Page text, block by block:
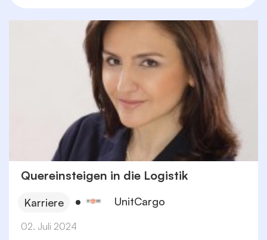
Quereinsteigen in die Logistik
Karriere UnitCargo
02. Juli 2024